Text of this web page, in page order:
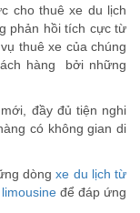
cho thuê xe du lịch
phản hồi tích cực từ
thuê xe của chúng
hàng bởi những
đầy đủ tiện nghi
có không gian di
dòngxe du lịch từ
để đáp ứng